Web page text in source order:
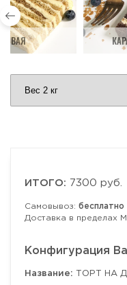
ИТОГО: 7300 руб.
Самовывоз: бесплатно
Доставка в пределах
Конфигурация
Название: ТОРТ НА